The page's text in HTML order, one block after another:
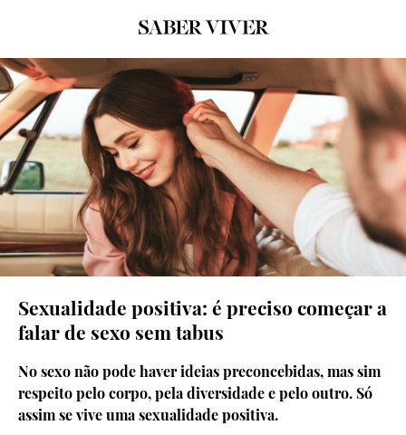
© Shutterstock
Sexualidade positiva: é preciso começar a
falar de sexo sem tabus
No sexo não pode haver ideias preconcebidas, mas sim
respeito pelo corpo, pela diversidade e pelo outro. Só
assim se vive uma sexualidade positiva.